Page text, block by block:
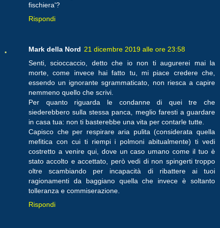
fischiera'?
Rispondi
Mark della Nord 21 dicembre 2019 alle ore 23:58
Senti, scioccaccio, detto che io non ti augurerei mai la
morte, come invece hai fatto tu, mi piace credere che,
essendo un ignorante sgrammaticato, non riesca a capire
nemmeno quello che scrivi.
Per quanto riguarda le condanne di quei tre che
siederebbero sulla stessa panca, meglio faresti a guardare
in casa tua: non ti basterebbe una vita per contarle tutte.
Capisco che per respirare aria pulita (considerata quella
mefitica con cui ti riempi i polmoni abitualmente) ti vedi
costretto a venire qui, dove un caso umano come il tuo è
stato accolto e accettato, però vedi di non spingerti troppo
oltre scambiando per incapacità di ribattere ai tuoi
ragionamenti da baggiano quella che invece è soltanto
tolleranza e commiserazione.
Rispondi